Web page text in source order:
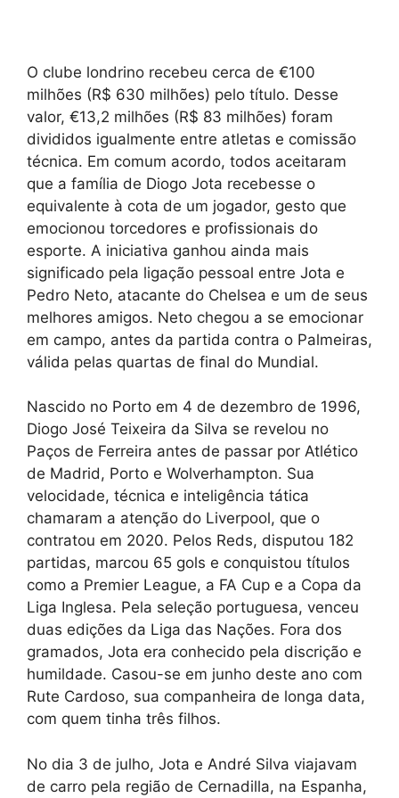
O clube londrino recebeu cerca de €100
milhões (R$ 630 milhões) pelo título. Desse
valor, €13,2 milhões (R$ 83 milhões) foram
divididos igualmente entre atletas e comissão
técnica. Em comum acordo, todos aceitaram
que a família de Diogo Jota recebesse o
equivalente à cota de um jogador, gesto que
emocionou torcedores e profissionais do
esporte. A iniciativa ganhou ainda mais
significado pela ligação pessoal entre Jota e
Pedro Neto, atacante do Chelsea e um de seus
melhores amigos. Neto chegou a se emocionar
em campo, antes da partida contra o Palmeiras,
válida pelas quartas de final do Mundial.
Nascido no Porto em 4 de dezembro de 1996,
Diogo José Teixeira da Silva se revelou no
Paços de Ferreira antes de passar por Atlético
de Madrid, Porto e Wolverhampton. Sua
velocidade, técnica e inteligência tática
chamaram a atenção do Liverpool, que o
contratou em 2020. Pelos Reds, disputou 182
partidas, marcou 65 gols e conquistou títulos
como a Premier League, a FA Cup e a Copa da
Liga Inglesa. Pela seleção portuguesa, venceu
duas edições da Liga das Nações. Fora dos
gramados, Jota era conhecido pela discrição e
humildade. Casou-se em junho deste ano com
Rute Cardoso, sua companheira de longa data,
com quem tinha três filhos.
No dia 3 de julho, Jota e André Silva viajavam
de carro pela região de Cernadilla, na Espanha,